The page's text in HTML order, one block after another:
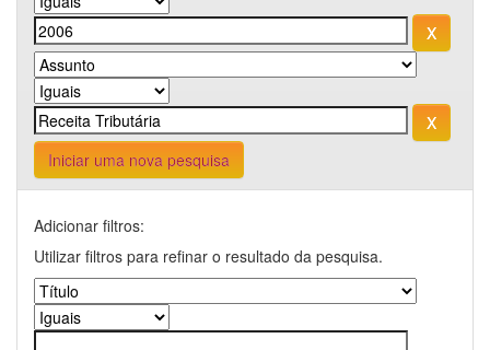
Iniciar uma nova pesquisa
Adicionar filtros:
Utilizar filtros para refinar o resultado da pesquisa.